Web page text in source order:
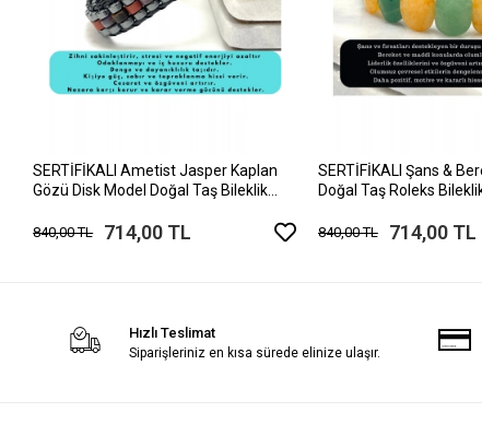
SERTİFİKALI Ametist Jasper Kaplan
Gözü Disk Model Doğal Taş Bileklik
840,00 TL 714,00 TL
SERTİFİKALI Şans &
Doğal Taş Roleks
840,00 TL 714,00 TL
Hızlı Teslimat
Siparişleriniz en kısa sürede elinize ulaşır.